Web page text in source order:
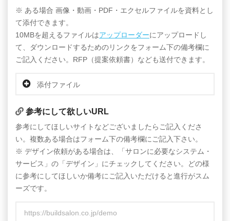
※ ある場合 画像・動画・PDF・エクセルファイルを資料とし
て添付できます。
10MBを超えるファイルはアップローダーにアップロードし
て、ダウンロードするためのリンクをフォーム下の備考欄に
ご記入ください。RFP（提案依頼書）なども送付できます。
添付ファイル
参考にして欲しいURL
参考にしてほしいサイトなどございましたらご記入くださ
い。複数ある場合はフォーム下の備考欄にご記入下さい。
※ デザイン依頼がある場合は、「サロンに必要なシステム・
サービス」の「デザイン」にチェックしてください。どの様
に参考にしてほしいか備考にご記入いただけると進行がスム
ーズです。